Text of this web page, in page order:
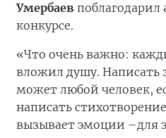
Умербаев поблагодарил
конкурсе.
«Что очень важно:
вложил душу.
может любой человек,
написать
вызывает эмоции –для